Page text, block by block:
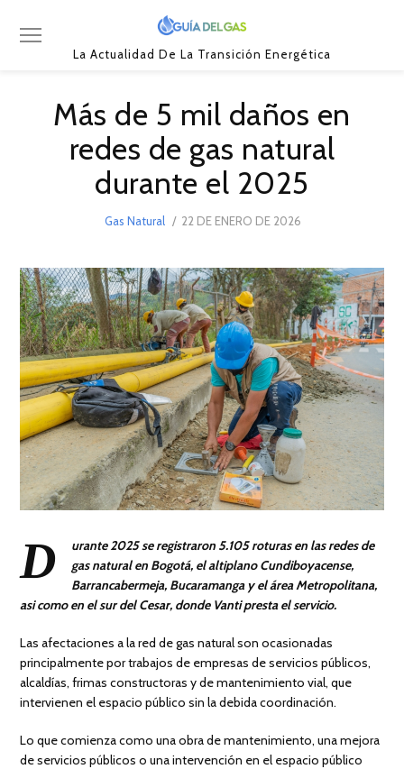
La Actualidad De La Transición Energética
Más de 5 mil daños en
redes de gas natural
durante el 2025
Gas Natural
POSTED
22 DE ENERO DE 2026
D
urante 2025 se registraron 5.105 roturas en las redes de
gas natural en Bogotá, el altiplano Cundiboyacense,
Barrancabermeja, Bucaramanga y el área Metropolitana,
asi como en el sur del Cesar, donde Vanti presta el servicio.
Las afectaciones a la red de gas natural son ocasionadas
principalmente por trabajos de empresas de servicios públicos,
alcaldías, frimas constructoras y de mantenimiento vial, que
intervienen el espacio público sin la debida coordinación.
Lo que comienza como una obra de mantenimiento, una mejora
de servicios públicos o una intervención en el espacio público